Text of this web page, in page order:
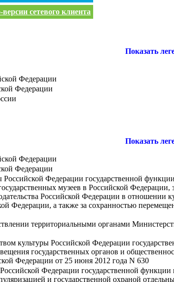
сетевого клиента
Показать
Федерации
Федерации
Показать
Федерации
Федерации
Федерации государственной
музеев в Российской Федерации,
Российской Федерации в отношении
Федерации, а также за сохранностью
территориальными органами
культуры Российской Федерации
государственных органов и
Федерации от 25 июня 2012 года N 630
Федерации государственной
и государственной охраной